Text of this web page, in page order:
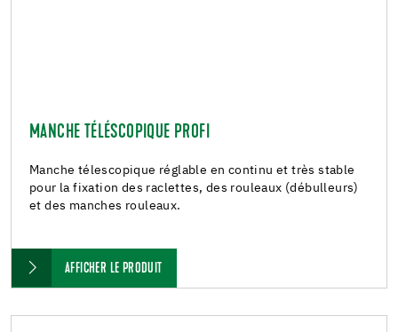
MANCHE TÉLÉSCOPIQUE PROFI
Manche télescopique réglable en continu et très stable
pour la fixation des raclettes, des rouleaux (débulleurs)
et des manches rouleaux.
AFFICHER LE PRODUIT